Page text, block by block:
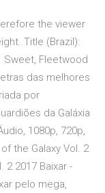
the viewer
Title (Brazil):
Sweet, Fleetwood
das melhores
por
da Galáxia
1080p, 720p,
the Galaxy Vol. 2
2 2017 Baixar -
pelo mega,